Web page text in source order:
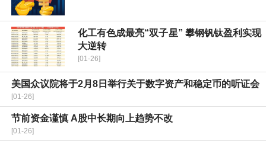
化工有色成最亮“双子星” 攀钢钒钛盈利实现
大逆转
[01-26]
美国众议院将于2月8日举行关于数字资产和稳定币的听证会
[01-26]
节前资金谨慎 A股中长期向上趋势不改
[01-26]